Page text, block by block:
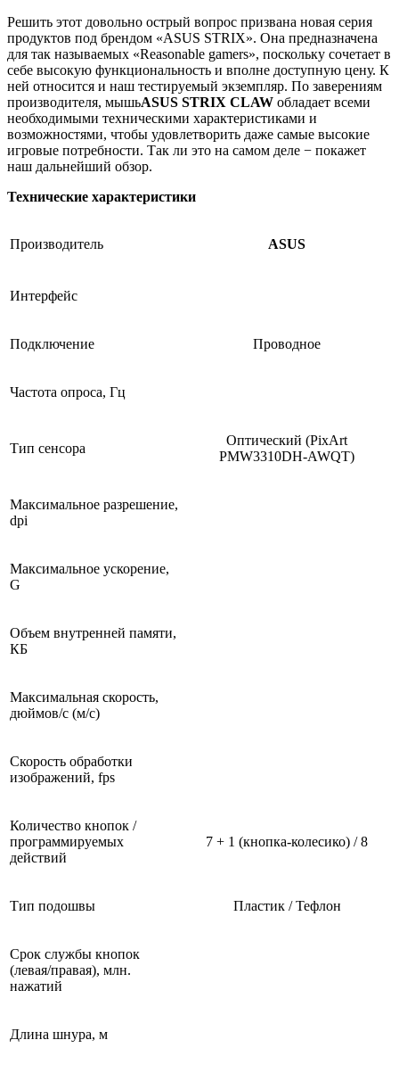
Решить этот довольно острый вопрос призвана новая серия
продуктов под брендом «ASUS STRIX». Она предназначена
для так называемых «Reasonable gamers», поскольку сочетает в
себе высокую функциональность и вполне доступную цену. К
ней относится и наш тестируемый экземпляр. По заверениям
производителя, мышьASUS STRIX CLAW обладает всеми
необходимыми техническими характеристиками и
возможностями, чтобы удовлетворить даже самые высокие
игровые потребности. Так ли это на самом деле − покажет
наш дальнейший обзор.
Технические характеристики
Производитель ASUS
Интерфейс
Подключение Проводное
Частота опроса, Гц
Тип сенсора
Оптический (PixArt
PMW3310DH-AWQT)
Максимальное разрешение,
dpi
Максимальное ускорение,
G
Объем внутренней памяти,
КБ
Максимальная скорость,
дюймов/с (м/с)
Скорость обработки
изображений, fps
Количество кнопок /
программируемых
действий
7 + 1 (кнопка-колесико) / 8
Тип подошвы Пластик / Тефлон
Срок службы кнопок
(левая/правая), млн.
нажатий
Длина шнура, м